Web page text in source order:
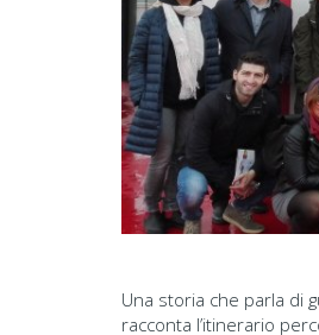
Una storia che parla di
racconta l’itinerario